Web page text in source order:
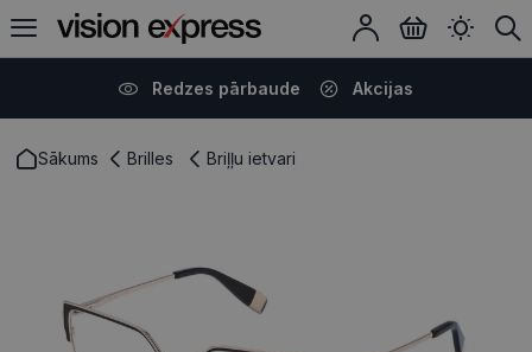
Redzes pārbaude Akcijas
Sākums Brilles Briļļu ietvari